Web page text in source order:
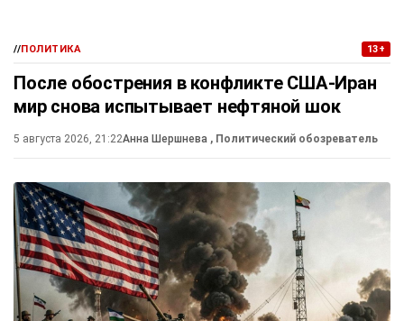
//ПОЛИТИКА 13+
После обострения в конфликте США-Иран
мир снова испытывает нефтяной шок
5 августа 2026, 21:22Анна Шершнева , Политический обозреватель